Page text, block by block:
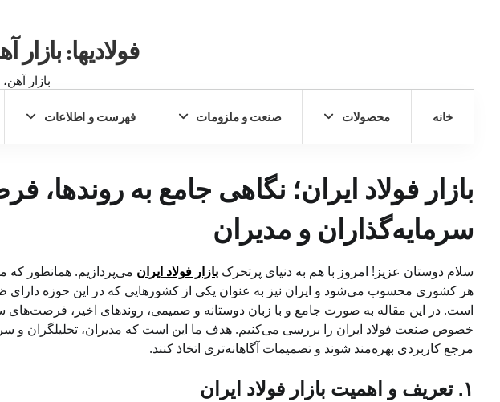
فولادیها:
بازار
خانه محصولات صنعت و ملزومات فهرست و اطلاعات
بازار فولاد ایران؛ نگاهی جامع به
سرمایه‌گذاران و مدیران
سلام دوستان عزیز! امروز با هم به دنیای پرتحرک بازار فولاد ایران می‌پردازیم. همانطور که
هر کشوری محسوب می‌شود و ایران نیز به عنوان یکی از کشورهایی که در این حوزه دارای
است. در این مقاله به صورت جامع و با زبان دوستانه و صمیمی، روندهای اخیر، فرصت‌های
خصوص صنعت فولاد ایران را بررسی می‌کنیم. هدف ما این است که مدیران، تحلیلگران و
مرجع کاربردی بهره‌مند شوند و تصمیمات آگاهانه‌تری اتخاذ کنند.
۱. تعریف و اهمیت بازار فولاد ایران